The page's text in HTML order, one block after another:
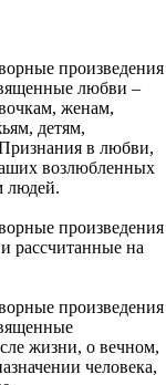
произведения
любви –
женам,
детям,
в любви,
возлюбленных
людей.
произведения
рассчитанные на
произведения
жизни, о вечном,
человека,